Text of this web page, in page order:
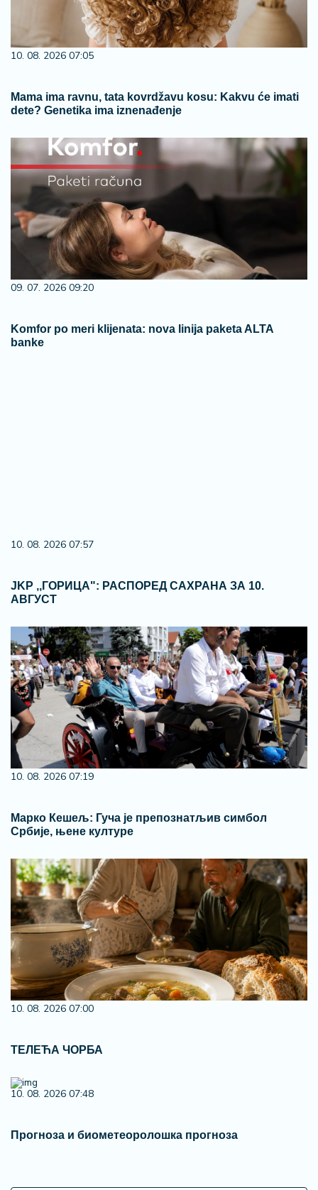
10. 08. 2026 07:05
Mama ima ravnu, tata kovrdžavu kosu: Kakvu će imati
dete? Genetika ima iznenađenje
09. 07. 2026 09:20
Komfor po meri klijenata: nova linija paketa ALTA
banke
10. 08. 2026 07:57
ЈKP ,,ГОРИЦА": РАСПОРЕД САХРАНА ЗА 10.
АВГУСТ
10. 08. 2026 07:19
Марко Кешељ: Гуча је препознатљив симбол
Србије, њене културе
10. 08. 2026 07:00
ТЕЛЕЋА ЧОРБА
10. 08. 2026 07:48
Прогноза и биометеоролошка прогноза